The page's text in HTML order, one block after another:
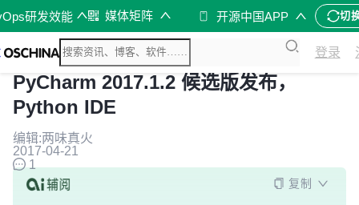
研发效能 媒体矩阵 开源中国APP 切
登录
PyCharm 2017.1.2 候选版发布，
Python IDE
编辑:两味真火
2017-04-21
1
复制